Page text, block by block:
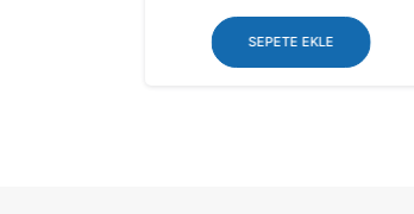
SEPETE EKLE